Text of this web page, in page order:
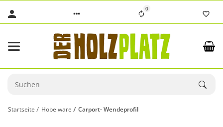
0
Startseite Hobelware Carport- Wendeprofil